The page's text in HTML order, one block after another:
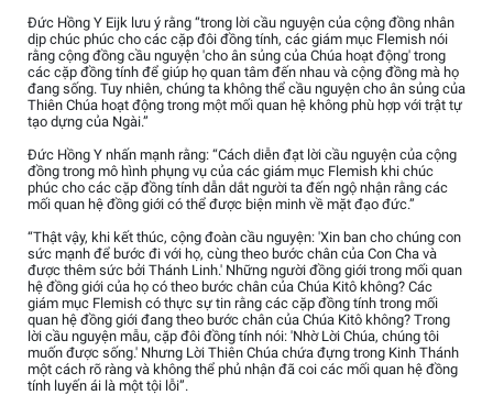
Đức Hồng Y Eijk lưu ý rằng “trong lời cầu nguyện của cộng đồng nhân
dịp chúc phúc cho các cặp đôi đồng tính, các giám mục Flemish nói
rằng cộng đồng cầu nguyện 'cho ân sủng của Chúa hoạt động' trong
các cặp đồng tính để giúp họ quan tâm đến nhau và cộng đồng mà họ
đang sống. Tuy nhiên, chúng ta không thể cầu nguyện cho ân sủng của
Thiên Chúa hoạt động trong một mối quan hệ không phù hợp với trật tự
tạo dựng của Ngài.”
Đức Hồng Y nhấn mạnh rằng: “Cách diễn đạt lời cầu nguyện của cộng
đồng trong mô hình phụng vụ của các giám mục Flemish khi chúc
phúc cho các cặp đồng tính dẫn dắt người ta đến ngộ nhận rằng các
mối quan hệ đồng giới có thể được biện minh về mặt đạo đức.”
“Thật vậy, khi kết thúc, cộng đoàn cầu nguyện: 'Xin ban cho chúng con
sức mạnh để bước đi với họ, cùng theo bước chân của Con Cha và
được thêm sức bởi Thánh Linh.' Những người đồng giới trong mối quan
hệ đồng giới của họ có theo bước chân của Chúa Kitô không? Các
giám mục Flemish có thực sự tin rằng các cặp đồng tính trong mối
quan hệ đồng giới đang theo bước chân của Chúa Kitô không? Trong
lời cầu nguyện mẫu, cặp đôi đồng tính nói: 'Nhờ Lời Chúa, chúng tôi
muốn được sống.' Nhưng Lời Thiên Chúa chứa đựng trong Kinh Thánh
một cách rõ ràng và không thể phủ nhận đã coi các mối quan hệ đồng
tính luyến ái là một tội lỗi”.